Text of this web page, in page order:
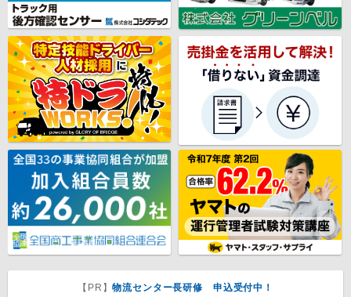
【PR】物流センター長研修 申込受付中！